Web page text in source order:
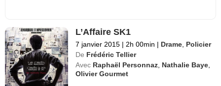
L’Affaire SK1
7 janvier 2015 | 2h 00min | Drame Policier
De Frédéric Tellier
Avec Raphaël Personnaz Nathalie Baye
Olivier Gourmet